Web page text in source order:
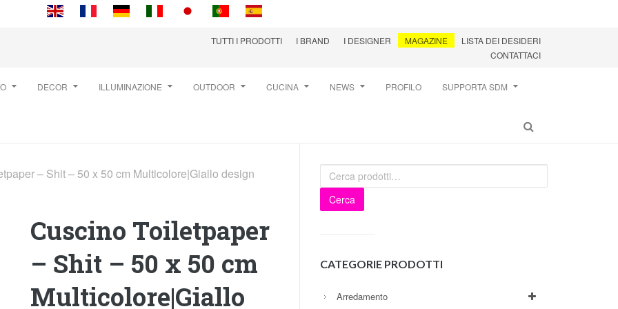
TUTTI I PRODOTTI I BRAND I DESIGNER MAGAZINE
LISTA DEI DESIDERI
CONTATTACI
DECOR ILLUMINAZIONE OUTDOOR CUCINA NEWS PROFILO SUPPORTA SDM
– Shit – 50 x 50 cm Multicolore|Giallo design
Cuscino Toiletpaper
– Shit – 50 x 50 cm
Multicolore|Giallo
Cerca
CATEGORIE PRODOTTI
Arredamento